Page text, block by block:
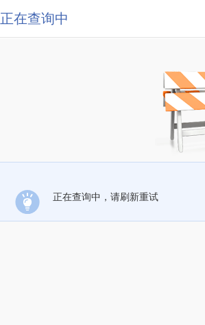
正在查询中
正在查询中，请刷新重试